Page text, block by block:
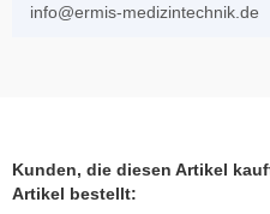
info@ermis-medizintechnik.de
Kunden, die diesen Artikel
Artikel bestellt: